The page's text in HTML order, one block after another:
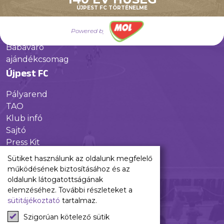
ÚJPEST FC TÖRTÉNELME
Powered by
Jövőnk
Babaváró
ajándékcsomag
Újpest FC
Pályarend
TAO
Klub infó
Sajtó
Press Kit
Újpest FC Shop
Digitális felületeink
Facebook
Instagram
Tiktok
Sütiket használunk az oldalunk megfelelő
működésének biztosításához és az
oldalunk látogatottságának
elemzéséhez. További részleteket a
sütitájékoztató tartalmaz.
Szigorúan kötelező sütik